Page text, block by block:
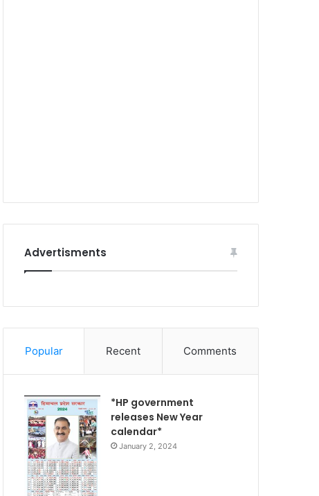
Advertisments
Popular Recent Comments
*HP government
releases New Year
calendar*
January 2, 2024